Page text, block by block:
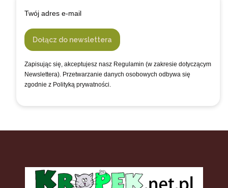
Twój adres e-mail
Dołącz do newslettera
Zapisując się, akceptujesz nasz Regulamin (w zakresie dotyczącym
Newslettera). Przetwarzanie danych osobowych odbywa się
zgodnie z Polityką prywatności.